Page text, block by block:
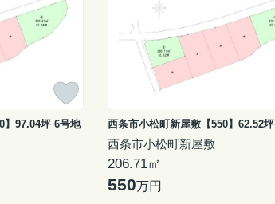
】97.04坪 6号地 西条市小松町新屋敷【550】62.52坪
西条市小松町新屋敷
206.71㎡
550万円